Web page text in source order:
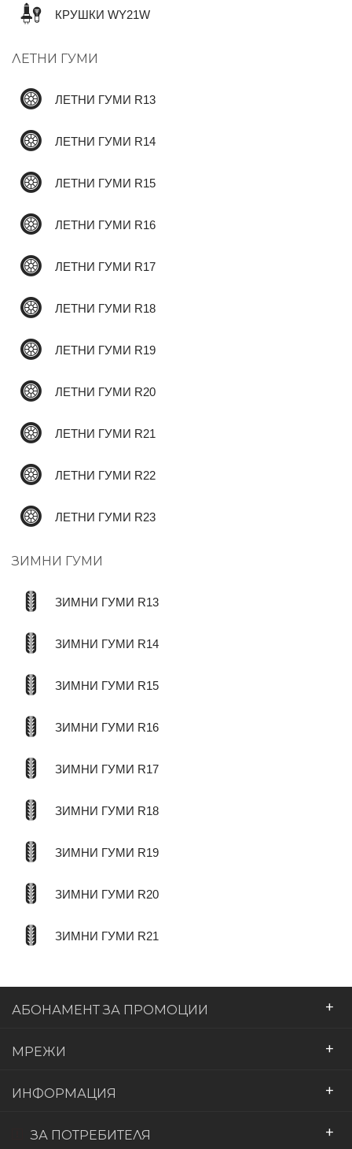
КРУШКИ WY21W
ЛЕТНИ ГУМИ
ЛЕТНИ ГУМИ R13
ЛЕТНИ ГУМИ R14
ЛЕТНИ ГУМИ R15
ЛЕТНИ ГУМИ R16
ЛЕТНИ ГУМИ R17
ЛЕТНИ ГУМИ R18
ЛЕТНИ ГУМИ R19
ЛЕТНИ ГУМИ R20
ЛЕТНИ ГУМИ R21
ЛЕТНИ ГУМИ R22
ЛЕТНИ ГУМИ R23
ЗИМНИ ГУМИ
ЗИМНИ ГУМИ R13
ЗИМНИ ГУМИ R14
ЗИМНИ ГУМИ R15
ЗИМНИ ГУМИ R16
ЗИМНИ ГУМИ R17
ЗИМНИ ГУМИ R18
ЗИМНИ ГУМИ R19
ЗИМНИ ГУМИ R20
ЗИМНИ ГУМИ R21
АБОНАМЕНТ ЗА ПРОМОЦИИ +
МРЕЖИ +
ИНФОРМАЦИЯ +
ЗА ПОТРЕБИТЕЛЯ +